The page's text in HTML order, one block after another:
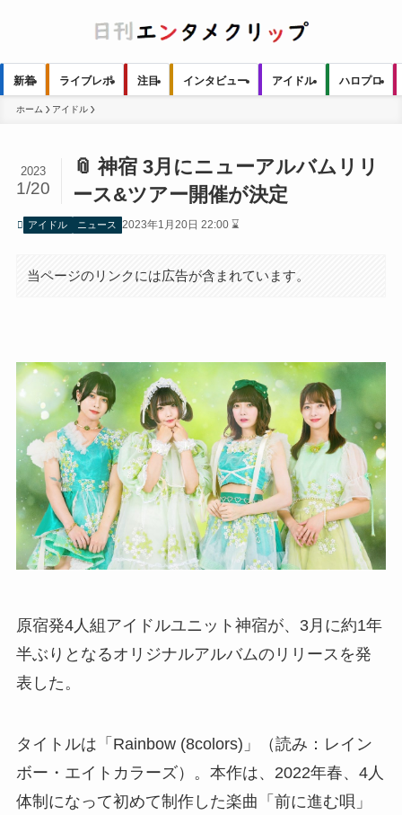
新着 ライブレポ 注目 インタビュー アイドル ハロプロ
ホーム アイドル
📎 神宿 3月にニューアルバムリリ
ース&ツアー開催が決定
2023
1/20
アイドル ニュース 2023年1月20日 22:00 ⌛
当ページのリンクには広告が含まれています。
原宿発4人組アイドルユニット神宿が、3月に約1年
半ぶりとなるオリジナルアルバムのリリースを発
表した。
タイトルは「Rainbow (8colors)」（読み：レイン
ボー・エイトカラーズ）。本作は、2022年春、4人
体制になって初めて制作した楽曲「前に進む唄」